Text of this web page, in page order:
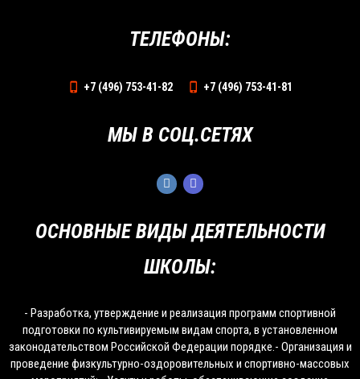
ОСНОВНЫЕ ВИДЫ ДЕЯТЕЛЬНОСТИ
ШКОЛЫ:
- Разработка, утверждение и реализация программ спортивной
подготовки по культивируемым видам спорта, в установленном
законодательством Российской Федерации порядке.- Организация и
проведение физкультурно-оздоровительных и спортивно-массовых
ТЕЛЕФОНЫ:
+7 (496) 753-41-82 +7 (496) 753-41-81
МЫ В СОЦ.СЕТЯХ